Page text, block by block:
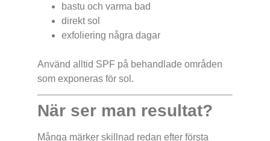
bastu och varma bad
direkt sol
exfoliering några dagar
Använd alltid SPF på behandlade områden
som exponeras för sol.
När ser man resultat?
Många märker skillnad redan efter första